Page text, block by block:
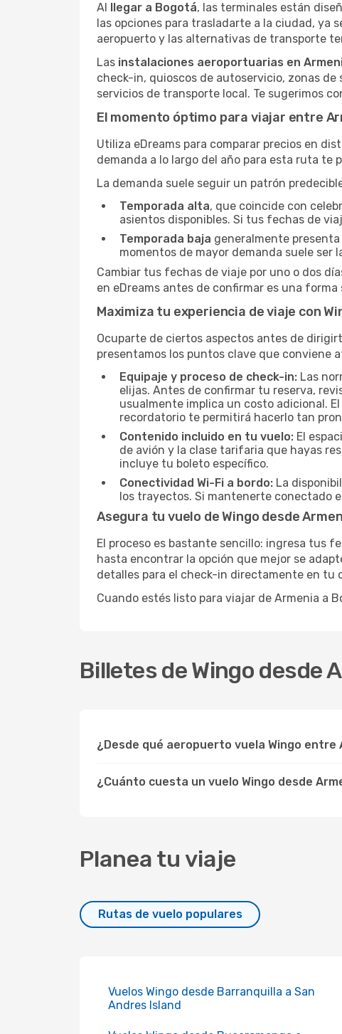
Al llegar a Bogotá, las terminales están
las opciones para trasladarte a la ciudad, ya
aeropuerto y las alternativas de transporte
Las instalaciones aeroportuarias en
check-in, quioscos de autoservicio, zonas de
servicios de transporte local. Te sugerimos
El momento óptimo para viajar entre
Utiliza eDreams para comparar precios en
demanda a lo largo del año para esta ruta te
La demanda suele seguir un patrón
Temporada alta, que coincide con
asientos disponibles. Si tus fechas de
Temporada baja generalmente
momentos de mayor demanda suele ser
Cambiar tus fechas de viaje por uno o dos
en eDreams antes de confirmar es una
Maximiza tu experiencia de viaje con
Ocuparte de ciertos aspectos antes de
presentamos los puntos clave que conviene
Equipaje y proceso de check-in: Las
elijas. Antes de confirmar tu reserva,
usualmente implica un costo adicional.
recordatorio te permitirá hacerlo tan
Contenido incluido en tu vuelo: El
de avión y la clase tarifaria que hayas
incluye tu boleto específico.
Conectividad Wi-Fi a bordo: La
los trayectos. Si mantenerte conectado
Asegura tu vuelo de Wingo desde
El proceso es bastante sencillo: ingresa tus
hasta encontrar la opción que mejor se
detalles para el check-in directamente en tu
Cuando estés listo para viajar de Armenia a
Billetes de Wingo desde
¿Desde qué aeropuerto vuela Wingo entre
¿Cuánto cuesta un vuelo Wingo desde
Planea tu viaje
Rutas de vuelo populares
Vuelos Wingo desde Barranquilla a San
Andres Island